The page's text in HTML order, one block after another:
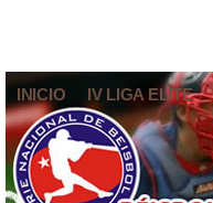
INICIO IV LIGA ELITE